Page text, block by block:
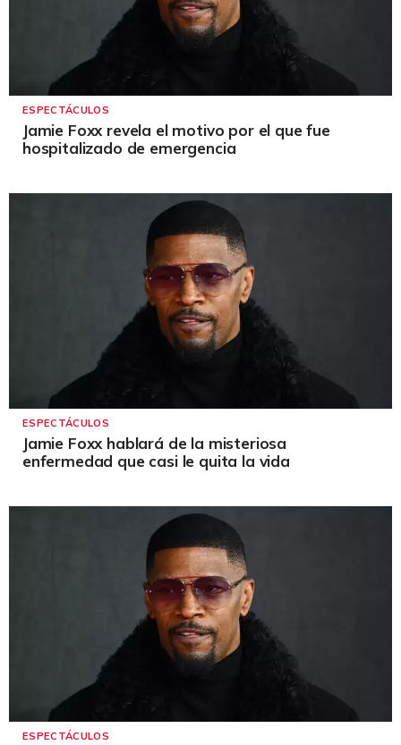
ESPECTÁCULOS
Jamie Foxx revela el motivo por el que fue
hospitalizado de emergencia
ESPECTÁCULOS
Jamie Foxx hablará de la misteriosa
enfermedad que casi le quita la vida
ESPECTÁCULOS